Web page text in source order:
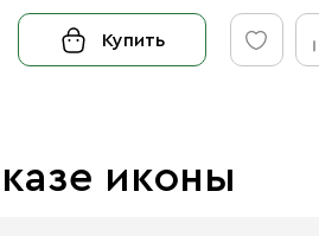
Купить
иконы